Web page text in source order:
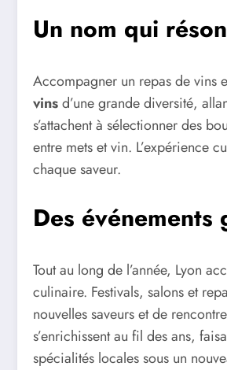
Un nom qui
Accompagner un repas de vins
vinsd’une grande diversité,
s’attachent à sélectionner des
entre mets et vin. L’expérience
chaque saveur.
Des
Tout au long de l’année, Lyon
culinaire. Festivals, salons et
nouvelles saveurs et de
s’enrichissent au fil des ans,
spécialités locales sous un